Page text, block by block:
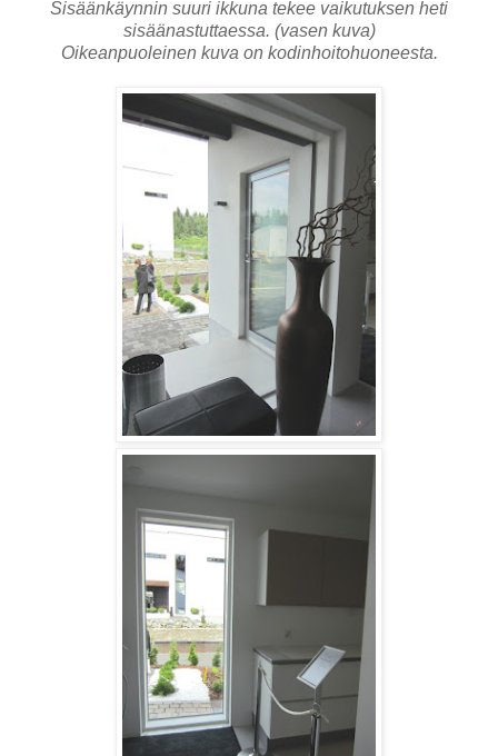
Sisäänkäynnin suuri ikkuna tekee vaikutuksen heti
sisäänastuttaessa. (vasen kuva)
Oikeanpuoleinen kuva on kodinhoitohuoneesta.